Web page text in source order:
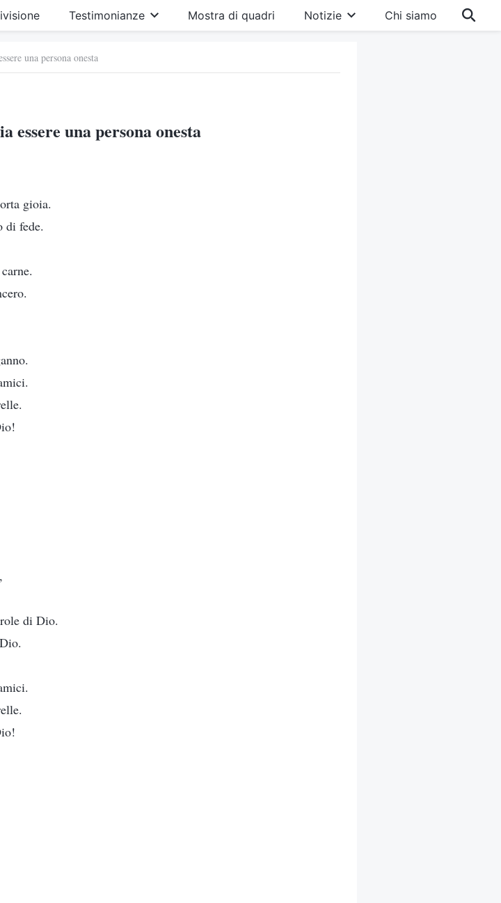
Testimonianze Mostra di quadri Notizie Chi siamo
una persona onesta
essere una persona onesta
gioia.
di fede.
di Dio.